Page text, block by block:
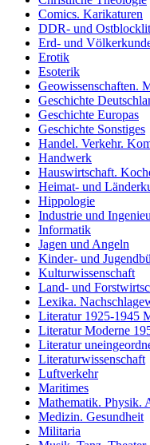
Comics. Karikaturen
DDR- und
Erd- und
Erotik
Esoterik
Geowissenschaften.
Geschichte
Geschichte Europas
Geschichte Sonstiges
Handel. Verkehr.
Handwerk
Hauswirtschaft.
Heimat- und
Hippologie
Industrie und
Informatik
Jagen und Angeln
Kinder- und
Kulturwissenschaft
Land- und
Lexika.
Literatur 1925-1945
Literatur Moderne
Literatur
Literaturwissenschaft
Luftverkehr
Maritimes
Mathematik. Physik.
Medizin. Gesundheit
Militaria